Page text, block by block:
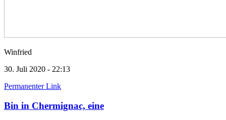
Winfried
30. Juli 2020 - 22:13
Permanenter Link
Bin in Chermignac, eine